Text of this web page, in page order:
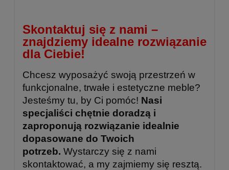
Skontaktuj się z nami –
znajdziemy idealne rozwiązanie
dla Ciebie!
Chcesz wyposażyć swoją przestrzeń w
funkcjonalne, trwałe i estetyczne meble?
Jesteśmy tu, by Ci pomóc! Nasi
specjaliści chętnie doradzą i
zaproponują rozwiązanie idealnie
dopasowane do Twoich
potrzeb. Wystarczy się z nami
skontaktować, a my zajmiemy się resztą.